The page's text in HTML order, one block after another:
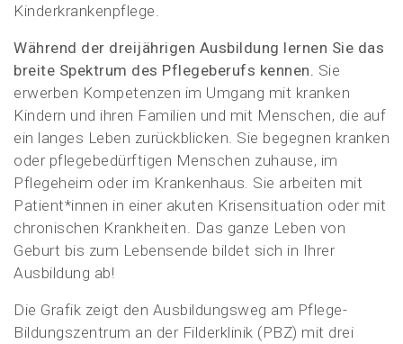
Kinderkrankenpflege.
Während der dreijährigen Ausbildung lernen Sie das
breite Spektrum des Pflegeberufs kennen. Sie
erwerben Kompetenzen im Umgang mit kranken
Kindern und ihren Familien und mit Menschen, die auf
ein langes Leben zurückblicken. Sie begegnen kranken
oder pflegebedürftigen Menschen zuhause, im
Pflegeheim oder im Krankenhaus. Sie arbeiten mit
Patient*innen in einer akuten Krisensituation oder mit
chronischen Krankheiten. Das ganze Leben von
Geburt bis zum Lebensende bildet sich in Ihrer
Ausbildung ab!
Die Grafik zeigt den Ausbildungsweg am Pflege-
Bildungszentrum an der Filderklinik (PBZ) mit drei